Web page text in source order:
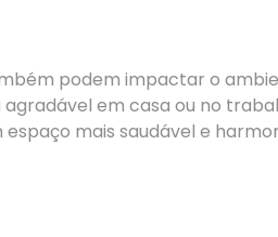
podem impactar o
em casa ou no
mais saudável e